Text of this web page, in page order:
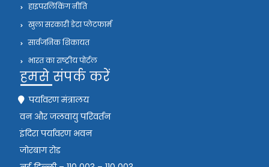
हाइपरलिंकिंग नीति
खुला सरकारी डेटा प्लेटफार्म
सार्वजनिक शिकायत
भारत का राष्ट्रीय पोर्टल
हमसे संपर्क करें
पर्यावरण मंत्रालय
वन और जलवायु परिवर्तन
इंदिरा पर्यावरण भवन
जोरबाग रोड